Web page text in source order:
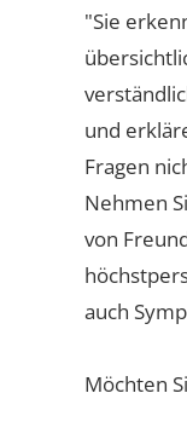
"Sie
und
Fragen
Nehmen
von
auch
Möchten